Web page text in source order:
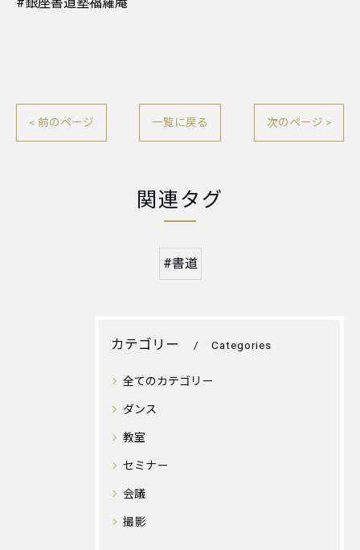
< 前のページ 一覧に戻る 次のページ >
関連タグ
#書道
カテゴリー Categories
全てのカテゴリー
ダンス
教室
セミナー
会議
撮影